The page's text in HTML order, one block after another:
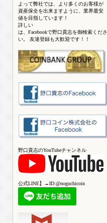
よって弊社では、より多くのお客様が
資産保全を出来ますように、業界最安
値を目指しています！
詳しい
は、Facebookで野口貴志を御検索くださ
い。 友達登録も大歓迎です！！
野口貴志のYouTubeチャンネル
公式LINE】→ID:@noguchicoin